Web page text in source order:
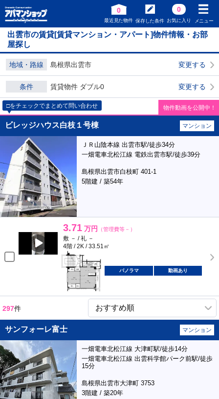
0
最近見た物件 保存した条件
0
お気に入り メニュー
出雲市の賃貸[賃貸マンション・アパート]物件情報・お部
屋探し
地域・路線 島根県出雲市 変更する
条件 賃貸物件 ダブル0 変更する
□をチェックでまとめて問い合わせ 物件動画を公開中！
ビレッジハウス白枝１号棟 マンション
ＪＲ山陰本線 出雲市駅/徒歩34分
一畑電車北松江線 電鉄出雲市駅/徒歩39分
島根県出雲市白枝町 401-1
5階建 / 築54年
3.71 万円 （管理費等－）
敷 － / 礼 －
4階 / 2K / 33.51㎡
パノラマ 動画あり
297件
サンフォーレ富士 マンション
一畑電車北松江線 大津町駅/徒歩14分
一畑電車北松江線 出雲科学館パーク前駅/徒歩
15分
島根県出雲市大津町 3753
3階建 / 築20年